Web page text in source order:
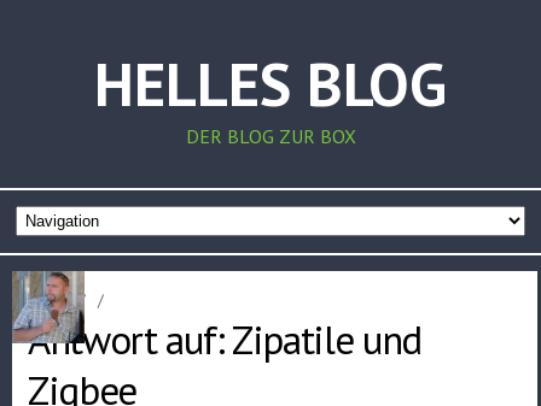
HELLES BLOG
DER BLOG ZUR BOX
Home / /
Antwort auf: Zipatile und
Zigbee